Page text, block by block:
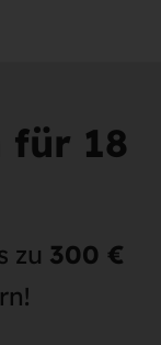
für 18
zu 300 €